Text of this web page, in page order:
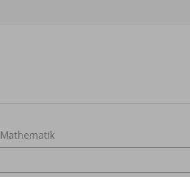
Mathematik